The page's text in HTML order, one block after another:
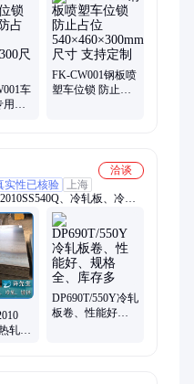
、交通标线施工、车位划线
车
防
FK-CW001钢板喷
塑车位锁 防止占
洽谈
实性已核验
上海
、冷轧板、冷轧
板、热轧卷、彩涂板、彩涂
轧酸
DP690T/550Y冷轧
板卷、性能好、